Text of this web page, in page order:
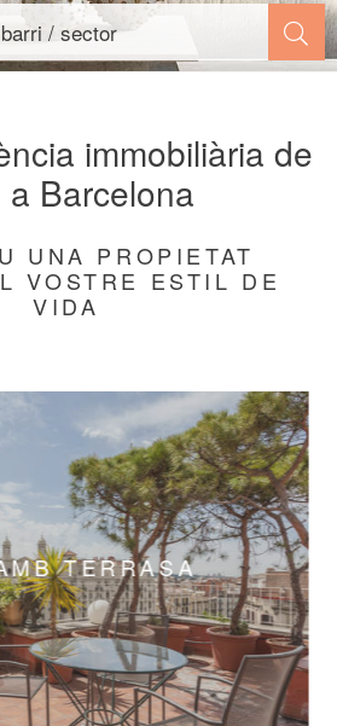
immobiliària de
a Barcelona
UNA PROPIETAT
VOSTRE ESTIL DE
VIDA
NOVA